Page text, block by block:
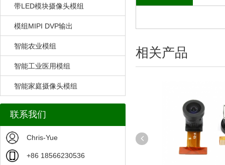
带LED模块摄像头模组
模组MIPI DVP输出
智能农业模组
智能工业医用模组
智能家庭摄像头模组
联系我们
Chris-Yue
+86 18566230536
相关产品